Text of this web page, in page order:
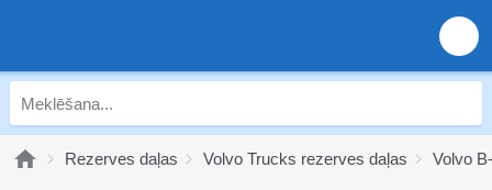
Rezerves daļas Volvo Trucks rezerves daļas Volvo